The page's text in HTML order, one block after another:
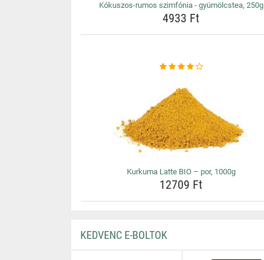
Kókuszos-rumos szimfónia - gyümölcstea, 250g
4933 Ft
Kurkuma Latte BIO – por, 1000g
12709 Ft
KEDVENC E-BOLTOK